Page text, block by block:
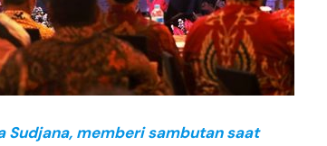
Sudjana, memberi sambutan saat